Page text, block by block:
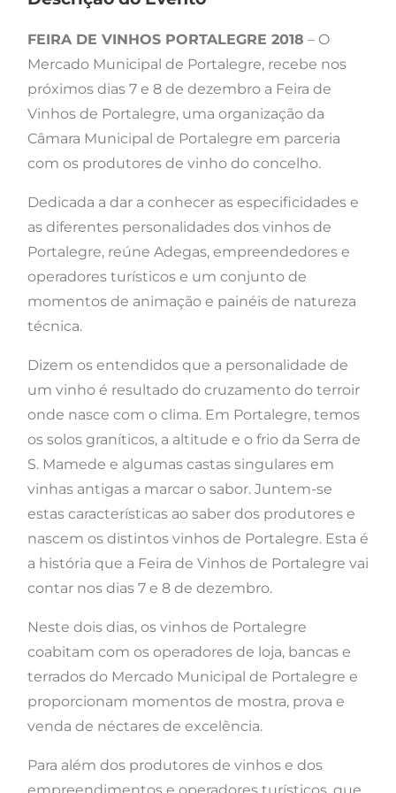
FEIRA DE VINHOS PORTALEGRE 2018 – O
Mercado Municipal de Portalegre, recebe nos
próximos dias 7 e 8 de dezembro a Feira de
Vinhos de Portalegre, uma organização da
Câmara Municipal de Portalegre em parceria
com os produtores de vinho do concelho.
Dedicada a dar a conhecer as especificidades e
as diferentes personalidades dos vinhos de
Portalegre, reúne Adegas, empreendedores e
operadores turísticos e um conjunto de
momentos de animação e painéis de natureza
técnica.
Dizem os entendidos que a personalidade de
um vinho é resultado do cruzamento do terroir
onde nasce com o clima. Em Portalegre, temos
os solos graníticos, a altitude e o frio da Serra de
S. Mamede e algumas castas singulares em
vinhas antigas a marcar o sabor. Juntem-se
estas características ao saber dos produtores e
nascem os distintos vinhos de Portalegre. Esta é
a história que a Feira de Vinhos de Portalegre vai
contar nos dias 7 e 8 de dezembro.
Neste dois dias, os vinhos de Portalegre
coabitam com os operadores de loja, bancas e
terrados do Mercado Municipal de Portalegre e
proporcionam momentos de mostra, prova e
venda de néctares de excelência.
Para além dos produtores de vinhos e dos